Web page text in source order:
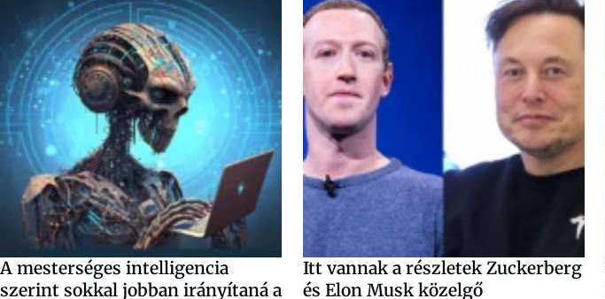
A mesterséges intelligencia
szerint sokkal jobban irányítaná a
Itt vannak a részletek Zuckerberg
és Elon Musk közelgő